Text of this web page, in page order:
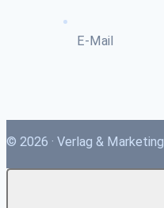
E-Mail
© 2026 · Verlag & Marketing